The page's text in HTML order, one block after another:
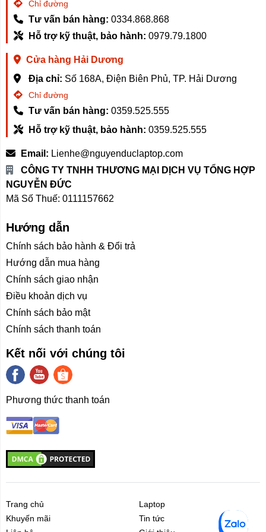
Pin 80Wh hỗ trợ công nghệ sạc nhanh Super Rapid
suất
lớn, giúp máy nhanh chóng đạt dung lượng pin cần thiết
Chỉ đường
Tư vấn bán hàng: 0334.868.868
Hỗ trợ kỹ thuật, bảo hành: 0979.79.1800
Cửa hàng Hải Dương
Địa chỉ: Số 168A, Điện Biên Phủ, TP. Hải Dương
Chỉ đường
Tư vấn bán hàng: 0359.525.555
Hỗ trợ kỹ thuật, bảo hành: 0359.525.555
Email: Lienhe@nguyenduclaptop.com
CÔNG TY TNHH THƯƠNG MẠI DỊCH VỤ TỔNG HỢP
NGUYỄN ĐỨC
Mã Số Thuế: 0111157662
Hướng dẫn
Chính sách bảo hành & Đổi trả
Hướng dẫn mua hàng
Chính sách giao nhận
Điều khoản dịch vụ
Chính sách bảo mật
Chính sách thanh toán
Kết nối với chúng tôi
Phương thức thanh toán
Trang chủ
Laptop
Khuyến mãi
Tin tức